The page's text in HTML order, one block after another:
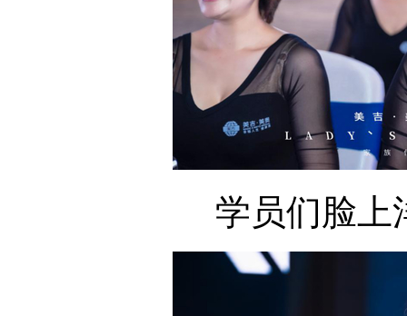
学员们脸上